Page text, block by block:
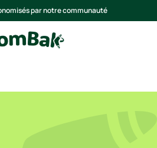
par notre communauté